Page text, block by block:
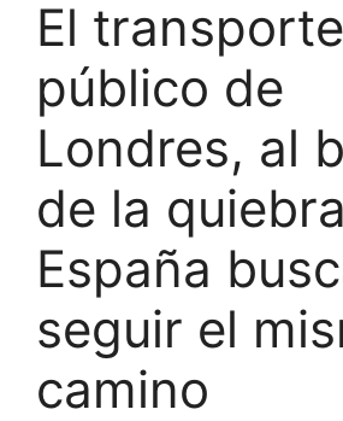
El transporte
público de
Londres, al
de la
España
seguir el
camino